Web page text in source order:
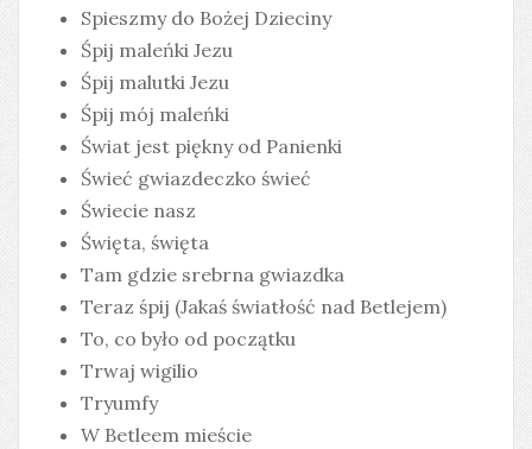
Spieszmy do Bożej Dzieciny
Śpij maleńki Jezu
Śpij malutki Jezu
Śpij mój maleńki
Świat jest piękny od Panienki
Świeć gwiazdeczko świeć
Świecie nasz
Święta, święta
Tam gdzie srebrna gwiazdka
Teraz śpij (Jakaś światłość nad Betlejem)
To, co było od początku
Trwaj wigilio
Tryumfy
W Betleem mieście